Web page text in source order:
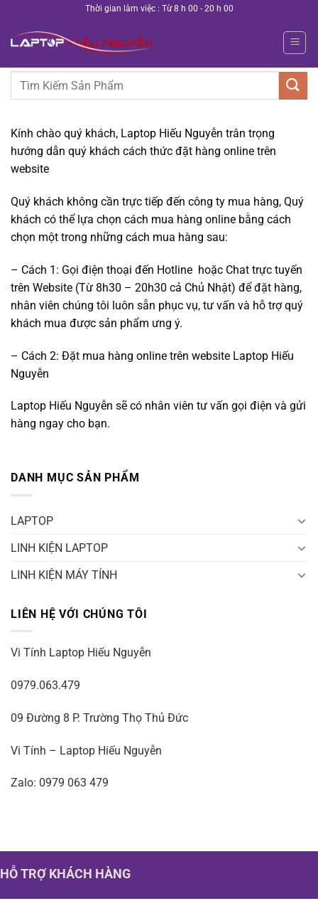
nội
Thời gian làm việc : Từ 8 h 00 - 20 h 00
Tìm
Kính chào quý khách, Laptop Hiếu Nguyễn trân trọng
hướng dẫn quý khách cách thức đặt hàng online trên
website
Quý khách không cần trực tiếp đến công ty mua hàng, Quý
khách có thể lựa chọn cách mua hàng online bằng cách
chọn một trong những cách mua hàng sau:
– Cách 1: Gọi điện thoại đến Hotline hoặc Chat trực tuyến
trên Website (Từ 8h30 – 20h30 cả Chủ Nhật) để đặt hàng,
nhân viên chúng tôi luôn sẵn phục vụ, tư vấn và hỗ trợ quý
khách mua được sản phẩm ưng ý.
– Cách 2: Đặt mua hàng online trên website Laptop Hiếu
Nguyễn
Laptop Hiếu Nguyễn sẽ có nhân viên tư vấn gọi điện và gửi
hàng ngay cho bạn.
DANH MỤC SẢN PHẨM
LAPTOP
LINH KIỆN LAPTOP
LINH KIỆN MÁY TÍNH
LIÊN HỆ VỚI CHÚNG TÔI
Vi Tính Laptop Hiếu Nguyễn
0979.063.479
09 Đường 8 P. Trường Thọ Thủ Đức
Vi Tính – Laptop Hiếu Nguyễn
Zalo: 0979 063 479
HỖ TRỢ KHÁCH HÀNG